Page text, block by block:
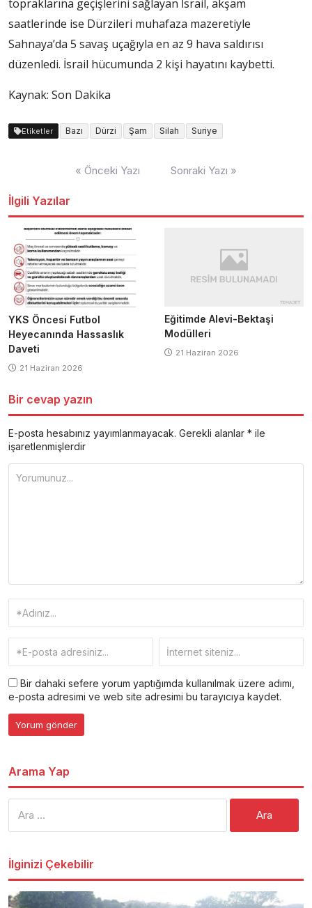
topraklarına geçişlerini sağlayan İsrail, akşam
saatlerinde ise Dürzileri muhafaza mazeretiyle
Sahnaya’da 5 savaş uçağıyla en az 9 hava saldırısı
düzenledi. İsrail hücumunda 2 kişi hayatını kaybetti.
Kaynak: Son Dakika
Etiketler Bazı Dürzi Şam Silah Suriye
« Önceki Yazı Sonraki Yazı »
İlgili Yazılar
YKS Öncesi Futbol
Heyecanında Hassaslık
Daveti
21 Haziran 2026
Eğitimde Alevi-Bektaşi
Modülleri
21 Haziran 2026
Bir cevap yazın
E-posta hesabınız yayımlanmayacak. Gerekli alanlar * ile
işaretlenmişlerdir
Bir dahaki sefere yorum yaptığımda kullanılmak üzere adımı,
e-posta adresimi ve web site adresimi bu tarayıcıya kaydet.
Arama Yap
İlginizi Çekebilir